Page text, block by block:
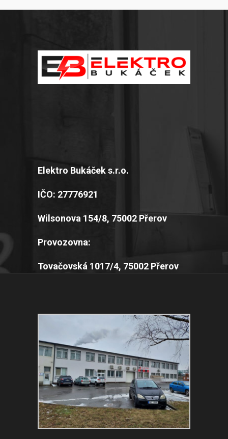
Elektro Bukáček s.r.o.
IČO: 27776921
Wilsonova 154/8, 75002 Přerov
Provozovna:
Tovačovská 1017/4, 75002 Přerov